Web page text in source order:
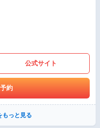
公式サイト
約
もっと見る